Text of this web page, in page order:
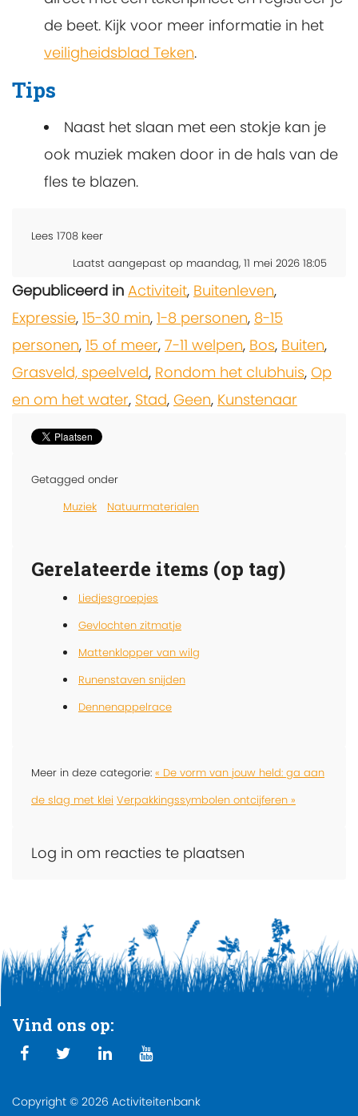
de beet. Kijk voor meer informatie in het
veiligheidsblad Teken.
Tips
Naast het slaan met een stokje kan je
ook muziek maken door in de hals van de
fles te blazen.
Lees 1708 keer
Laatst aangepast op maandag, 11 mei 2026 18:05
Gepubliceerd in Activiteit, Buitenleven,
Expressie, 15-30 min, 1-8 personen, 8-15
personen, 15 of meer, 7-11 welpen, Bos, Buiten,
Grasveld, speelveld, Rondom het clubhuis, Op
en om het water, Stad, Geen, Kunstenaar
Getagged onder
Muziek
Natuurmaterialen
Gerelateerde items (op tag)
Liedjesgroepjes
Gevlochten zitmatje
Mattenklopper van wilg
Runenstaven snijden
Dennenappelrace
Meer in deze categorie: « De vorm van jouw held: ga aan
de slag met klei Verpakkingssymbolen ontcijferen »
Log in om reacties te plaatsen
Vind ons op:
Copyright © 2026 Activiteitenbank